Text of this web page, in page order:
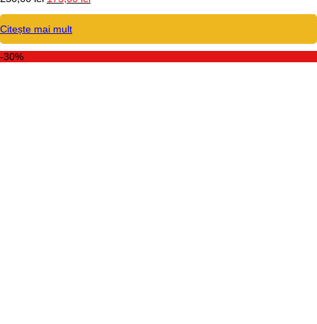
fost:
250,00 lei.
Citește mai mult
-30%